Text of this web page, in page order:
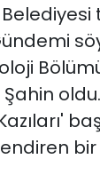
Şahin